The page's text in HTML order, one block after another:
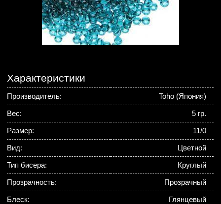
Характеристики
Производитель: Toho (Япония)
Вес: 5 гр.
Размер: 11/0
Вид: Цветной
Тип бисера: Круглый
Прозрачность: Прозрачный
Блеск: Глянцевый